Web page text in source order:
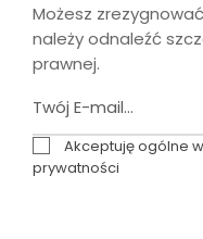
Możesz
należy odnaleźć
prawnej.
Akceptuję ogólne
prywatności